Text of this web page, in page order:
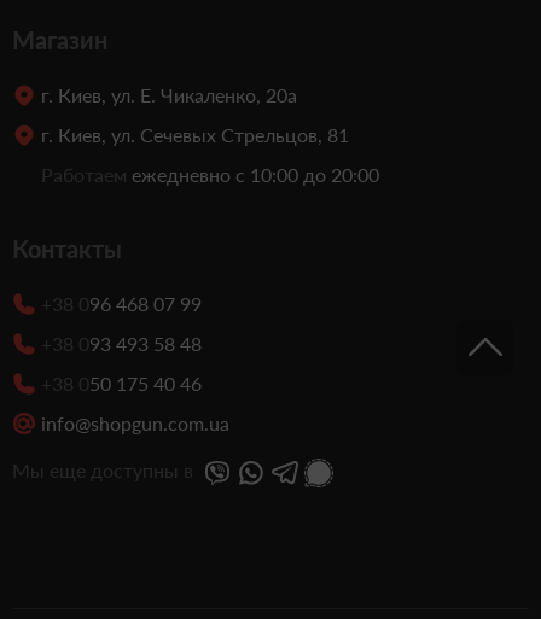
Магазин
г. Киев, ул. Е. Чикаленко, 20а
г. Киев, ул. Сечевых Стрельцов, 81
Работаем ежедневно с 10:00 до 20:00
Контакты
+38 096 468 07 99
+38 093 493 58 48
+38 050 175 40 46
info@shopgun.com.ua
Мы еще доступны в